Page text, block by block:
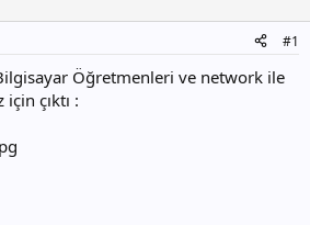
#1
Öğretmenleri ve network ile
için çıktı :